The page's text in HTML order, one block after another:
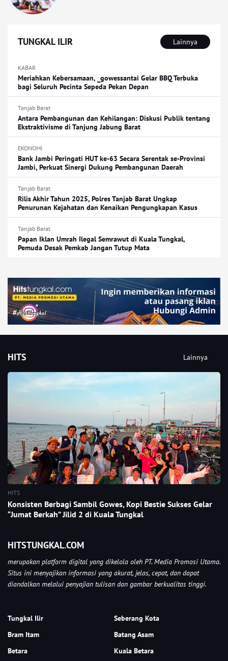
TUNGKAL ILIR Lainnya
KABAR
Meriahkan Kebersamaan, _gowessantai Gelar BBQ Terbuka
bagi Seluruh Pecinta Sepeda Pekan Depan
Tanjab Barat
Antara Pembangunan dan Kehilangan: Diskusi Publik tentang
Ekstraktivisme di Tanjung Jabung Barat
EKONOMI
Bank Jambi Peringati HUT ke-63 Secara Serentak se-Provinsi
Jambi, Perkuat Sinergi Dukung Pembangunan Daerah
Tanjab Barat
Rilis Akhir Tahun 2025, Polres Tanjab Barat Ungkap
Penurunan Kejahatan dan Kenaikan Pengungkapan Kasus
Tanjab Barat
Papan Iklan Umrah Ilegal Semrawut di Kuala Tungkal,
Pemuda Desak Pemkab Jangan Tutup Mata
HITS Lainnya
HITS
Konsisten Berbagi Sambil Gowes, Kopi Bestie Sukses Gelar
“Jumat Berkah” Jilid 2 di Kuala Tungkal
HITSTUNGKAL.COM
merupakan platform digital yang dikelola oleh PT. Media Promosi Utama.
Situs ini menyajikan informasi yang akurat, jelas, cepat, dan dapat
diandalkan melalui penyajian tulisan dan gambar berkualitas tinggi.
Tungkal Ilir
Seberang Kota
Bram Itam
Batang Asam
Betara
Kuala Betara